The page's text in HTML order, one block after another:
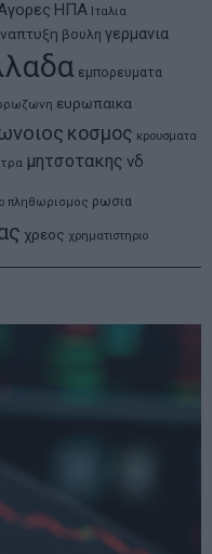
ΗΠΑ Ιταλια
βουλη γερμανια
εμπορευματα
ευρωπαικα
κοσμος κρουσματα
μητσοτακης νδ
πληθωρισμος ρωσια
χρεος χρηματιστηριο